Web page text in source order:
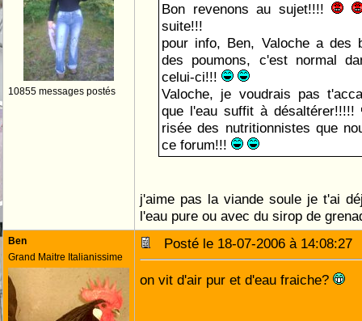
10855 messages postés
Bon revenons au sujet!!!!
suite!!!
pour info, Ben, Valoche a des
des poumons, c'est normal
celui-ci!!!
Valoche, je voudrais pas
que l'eau suffit à désaltérer!!!!!
risée des nutritionnistes que
ce forum!!!
j'aime pas la viande soule je t'ai
l'eau pure ou avec du sirop de
Ben
Grand Maitre Italianissime
Posté le 18-07-2006 à
on vit d'air pur et d'eau fraiche?